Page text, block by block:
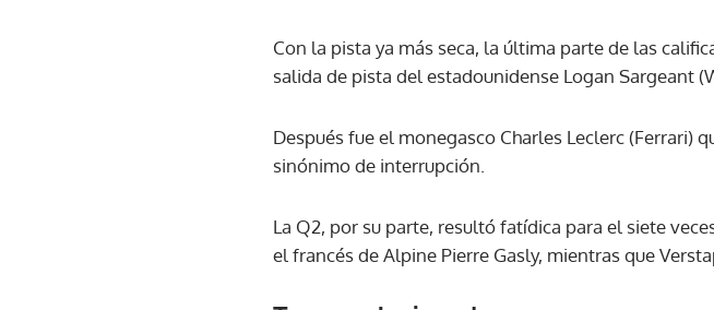
Con la pista ya más seca, la última parte de las
salida de pista del estadounidense Logan Sargeant
Después fue el monegasco Charles Leclerc (Ferrari)
sinónimo de interrupción.
La Q2, por su parte, resultó fatídica para el siete
el francés de Alpine Pierre Gasly, mientras que